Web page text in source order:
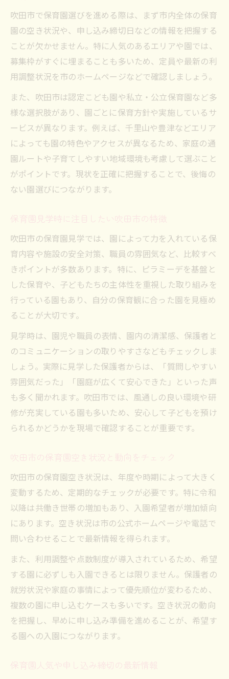
保育園の空き状況確認のタイミングと方法
保育園の空き状況を見据えた見学ポイント
保育園空き状況を踏まえた見学計画の立て
方
吹田市保育園空き状況の最新情報活用法
見学時に空き状況を確認する質問例
保育園申し込み締切を見据えた行動計画
保育園利用調整に役立つ情報収集のコツ
申し込み時期に合わせた保育園見学のススメ
保育園見学の最適なタイミングを解説
申し込み締切から逆算した見学スケジュー
吹田市で人気の保育園見学時期の目安
空き状況に応じた保育園見学の注意点
吹田市で保育園選びを進める際は、まず市内全体の保育
園の空き状況や、申し込み締切日などの情報を把握する
ことが欠かせません。特に人気のあるエリアや園では、
募集枠がすぐに埋まることも多いため、定員や最新の利
用調整状況を市のホームページなどで確認しましょう。
また、吹田市は認定こども園や私立・公立保育園など多
様な選択肢があり、園ごとに保育方針や実施しているサ
ービスが異なります。例えば、千里山や豊津などエリア
によっても園の特色やアクセスが異なるため、家庭の通
園ルートや子育てしやすい地域環境も考慮して選ぶこと
がポイントです。現状を正確に把握することで、後悔の
ない園選びにつながります。
保育園見学時に注目したい吹田市の特徴
吹田市の保育園見学では、園によって力を入れている保
育内容や施設の安全対策、職員の雰囲気など、比較すべ
きポイントが多数あります。特に、ピラミーデを基盤と
した保育や、子どもたちの主体性を重視した取り組みを
行っている園もあり、自分の保育観に合った園を見極め
ることが大切です。
見学時は、園児や職員の表情、園内の清潔感、保護者と
のコミュニケーションの取りやすさなどもチェックしま
しょう。実際に見学した保護者からは、「質問しやすい
雰囲気だった」「園庭が広くて安心できた」といった声
も多く聞かれます。吹田市では、風通しの良い環境や研
修が充実している園も多いため、安心して子どもを預け
られるかどうかを現場で確認することが重要です。
吹田市の保育園空き状況と動向をチェック
吹田市の保育園空き状況は、年度や時期によって大きく
変動するため、定期的なチェックが必要です。特に令和
以降は共働き世帯の増加もあり、入園希望者が増加傾向
にあります。空き状況は市の公式ホームページや電話で
問い合わせることで最新情報を得られます。
また、利用調整や点数制度が導入されているため、希望
する園に必ずしも入園できるとは限りません。保護者の
就労状況や家庭の事情によって優先順位が変わるため、
複数の園に申し込むケースも多いです。空き状況の動向
を把握し、早めに申し込み準備を進めることが、希望す
る園への入園につながります。
保育園人気や申し込み締切の最新情報